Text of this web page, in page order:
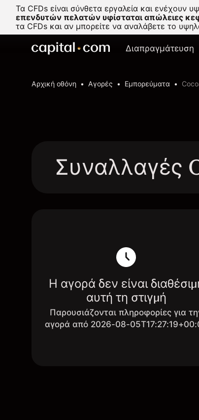
Τα CFDs είναι σύνθετα εργαλεία και
επενδυτών πελατών υφίσταται απώλειες
τα CFDs και αν μπορείτε να αναλάβετε το
Διαπραγμάτευση
Αρχική οθόνη Αγορές Εμπορεύματα
Συναλλαγές
Η αγορά δεν είναι
αυτή τη στιγμή
Παρουσιάζονται πληροφορίες για
αγορά από 2026-08-